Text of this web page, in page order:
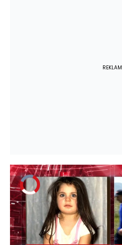
REKLAM
Video
Oynatıcısı
yükleniyor.